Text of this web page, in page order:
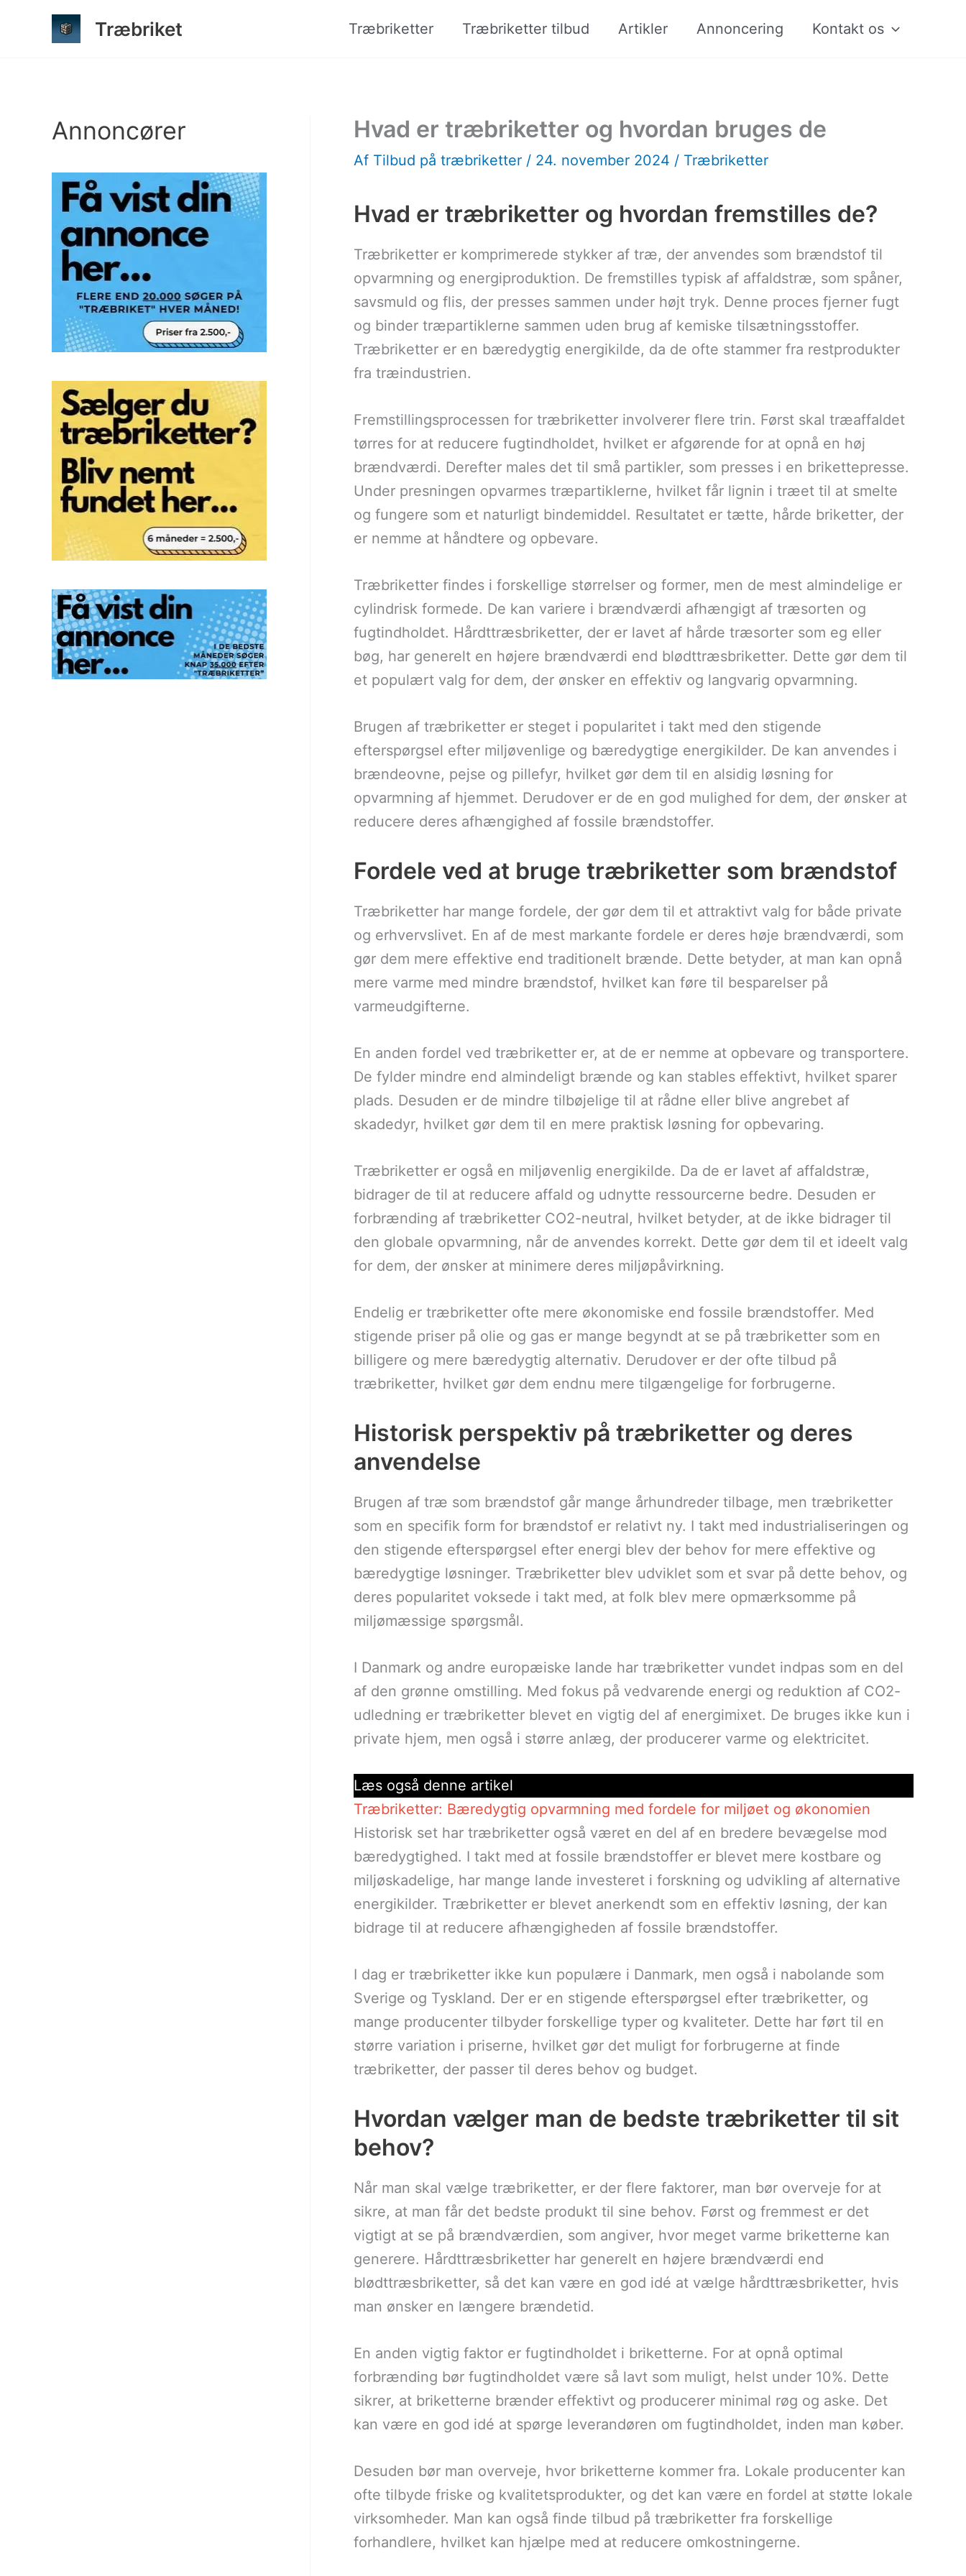
Træbriket Træbriketter Træbriketter tilbud Artikler Annoncering Kontakt os
Annoncører Hvad er træbriketter og hvordan bruges de
Af Tilbud på træbriketter / 24. november 2024 / Træbriketter
Hvad er træbriketter og hvordan fremstilles de?
Træbriketter er komprimerede stykker af træ, der anvendes som brændstof til
opvarmning og energiproduktion. De fremstilles typisk af affaldstræ, som spåner,
savsmuld og flis, der presses sammen under højt tryk. Denne proces fjerner fugt
og binder træpartiklerne sammen uden brug af kemiske tilsætningsstoffer.
Træbriketter er en bæredygtig energikilde, da de ofte stammer fra restprodukter
fra træindustrien.
Fremstillingsprocessen for træbriketter involverer flere trin. Først skal træaffaldet
tørres for at reducere fugtindholdet, hvilket er afgørende for at opnå en høj
brændværdi. Derefter males det til små partikler, som presses i en brikettepresse.
Under presningen opvarmes træpartiklerne, hvilket får lignin i træet til at smelte
og fungere som et naturligt bindemiddel. Resultatet er tætte, hårde briketter, der
er nemme at håndtere og opbevare.
Træbriketter findes i forskellige størrelser og former, men de mest almindelige er
cylindrisk formede. De kan variere i brændværdi afhængigt af træsorten og
fugtindholdet. Hårdttræsbriketter, der er lavet af hårde træsorter som eg eller
bøg, har generelt en højere brændværdi end blødttræsbriketter. Dette gør dem til
et populært valg for dem, der ønsker en effektiv og langvarig opvarmning.
Brugen af træbriketter er steget i popularitet i takt med den stigende
efterspørgsel efter miljøvenlige og bæredygtige energikilder. De kan anvendes i
brændeovne, pejse og pillefyr, hvilket gør dem til en alsidig løsning for
opvarmning af hjemmet. Derudover er de en god mulighed for dem, der ønsker at
reducere deres afhængighed af fossile brændstoffer.
Fordele ved at bruge træbriketter som brændstof
Træbriketter har mange fordele, der gør dem til et attraktivt valg for både private
og erhvervslivet. En af de mest markante fordele er deres høje brændværdi, som
gør dem mere effektive end traditionelt brænde. Dette betyder, at man kan opnå
mere varme med mindre brændstof, hvilket kan føre til besparelser på
varmeudgifterne.
En anden fordel ved træbriketter er, at de er nemme at opbevare og transportere.
De fylder mindre end almindeligt brænde og kan stables effektivt, hvilket sparer
plads. Desuden er de mindre tilbøjelige til at rådne eller blive angrebet af
skadedyr, hvilket gør dem til en mere praktisk løsning for opbevaring.
Træbriketter er også en miljøvenlig energikilde. Da de er lavet af affaldstræ,
bidrager de til at reducere affald og udnytte ressourcerne bedre. Desuden er
forbrænding af træbriketter CO2-neutral, hvilket betyder, at de ikke bidrager til
den globale opvarmning, når de anvendes korrekt. Dette gør dem til et ideelt valg
for dem, der ønsker at minimere deres miljøpåvirkning.
Endelig er træbriketter ofte mere økonomiske end fossile brændstoffer. Med
stigende priser på olie og gas er mange begyndt at se på træbriketter som en
billigere og mere bæredygtig alternativ. Derudover er der ofte tilbud på
træbriketter, hvilket gør dem endnu mere tilgængelige for forbrugerne.
Historisk perspektiv på træbriketter og deres
anvendelse
Brugen af træ som brændstof går mange århundreder tilbage, men træbriketter
som en specifik form for brændstof er relativt ny. I takt med industrialiseringen og
den stigende efterspørgsel efter energi blev der behov for mere effektive og
bæredygtige løsninger. Træbriketter blev udviklet som et svar på dette behov, og
deres popularitet voksede i takt med, at folk blev mere opmærksomme på
miljømæssige spørgsmål.
I Danmark og andre europæiske lande har træbriketter vundet indpas som en del
af den grønne omstilling. Med fokus på vedvarende energi og reduktion af CO2-
udledning er træbriketter blevet en vigtig del af energimixet. De bruges ikke kun i
private hjem, men også i større anlæg, der producerer varme og elektricitet.
Læs også denne artikel
Træbriketter: Bæredygtig opvarmning med fordele for miljøet og økonomien
Historisk set har træbriketter også været en del af en bredere bevægelse mod
bæredygtighed. I takt med at fossile brændstoffer er blevet mere kostbare og
miljøskadelige, har mange lande investeret i forskning og udvikling af alternative
energikilder. Træbriketter er blevet anerkendt som en effektiv løsning, der kan
bidrage til at reducere afhængigheden af fossile brændstoffer.
I dag er træbriketter ikke kun populære i Danmark, men også i nabolande som
Sverige og Tyskland. Der er en stigende efterspørgsel efter træbriketter, og
mange producenter tilbyder forskellige typer og kvaliteter. Dette har ført til en
større variation i priserne, hvilket gør det muligt for forbrugerne at finde
træbriketter, der passer til deres behov og budget.
Hvordan vælger man de bedste træbriketter til sit
behov?
Når man skal vælge træbriketter, er der flere faktorer, man bør overveje for at
sikre, at man får det bedste produkt til sine behov. Først og fremmest er det
vigtigt at se på brændværdien, som angiver, hvor meget varme briketterne kan
generere. Hårdttræsbriketter har generelt en højere brændværdi end
blødttræsbriketter, så det kan være en god idé at vælge hårdttræsbriketter, hvis
man ønsker en længere brændetid.
En anden vigtig faktor er fugtindholdet i briketterne. For at opnå optimal
forbrænding bør fugtindholdet være så lavt som muligt, helst under 10%. Dette
sikrer, at briketterne brænder effektivt og producerer minimal røg og aske. Det
kan være en god idé at spørge leverandøren om fugtindholdet, inden man køber.
Desuden bør man overveje, hvor briketterne kommer fra. Lokale producenter kan
ofte tilbyde friske og kvalitetsprodukter, og det kan være en fordel at støtte lokale
virksomheder. Man kan også finde tilbud på træbriketter fra forskellige
forhandlere, hvilket kan hjælpe med at reducere omkostningerne.